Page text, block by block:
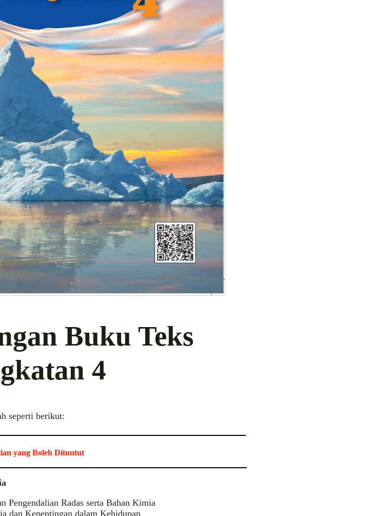
Buku Teks
4
seperti berikut:
yang Boleh Dituntut
Pengendalian Radas serta Bahan Kimia
dan Kepentingan dalam Kehidupan